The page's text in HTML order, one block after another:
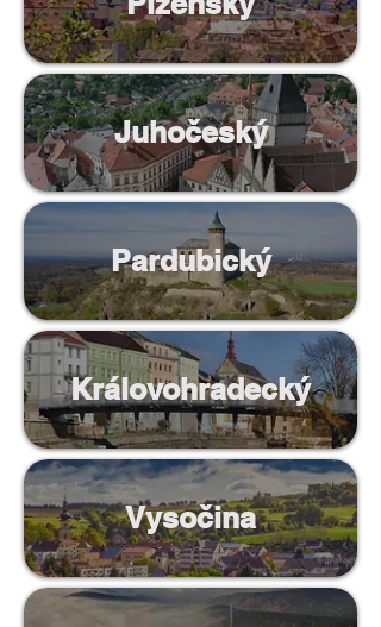
Juhočeský
Pardubický
Vysočina
Královohradecký